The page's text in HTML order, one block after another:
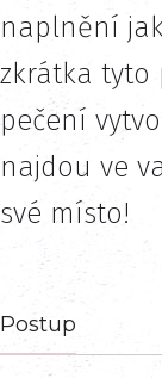
naplnění
zkrátka tyto
pečení
najdou ve
své místo!
Postup